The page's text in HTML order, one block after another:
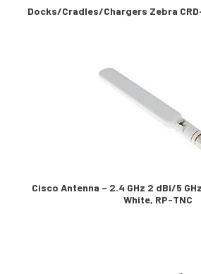
Docks/Cradles/Chargers Zebra CRD-
Cisco Antenna – 2.4 GHz 2 dBi/5
White, RP-TNC